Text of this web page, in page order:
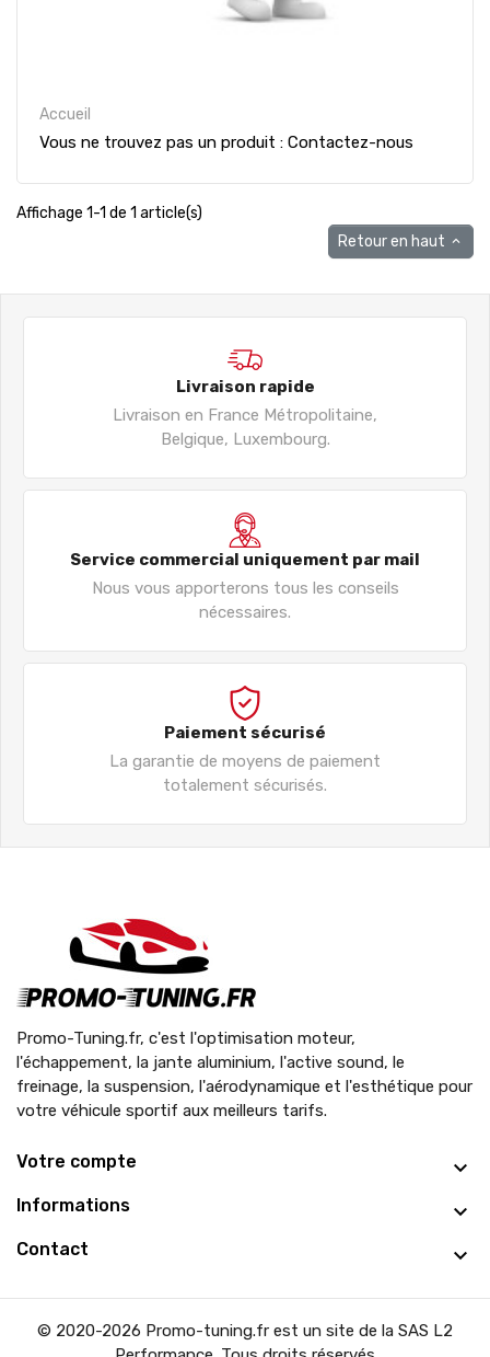
Accueil
Vous ne trouvez pas un produit : Contactez-nous
Affichage 1-1 de 1 article(s)
Retour en haut 
Livraison rapide
Livraison en France Métropolitaine,
Belgique, Luxembourg.
Service commercial uniquement par mail
Nous vous apporterons tous les conseils
nécessaires.
Paiement sécurisé
La garantie de moyens de paiement
totalement sécurisés.
Promo-Tuning.fr, c'est l'optimisation moteur,
l'échappement, la jante aluminium, l'active sound, le
freinage, la suspension, l'aérodynamique et l'esthétique pour
votre véhicule sportif aux meilleurs tarifs.
Votre compte
Informations
Contact
© 2020-2026 Promo-tuning.fr est un site de la SAS L2